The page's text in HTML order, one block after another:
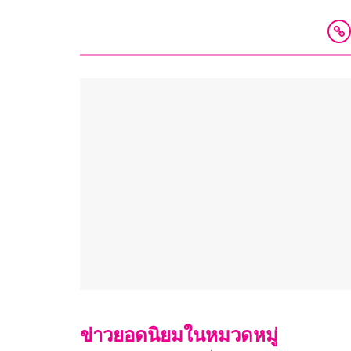
ข่าวยอดนิยมในหมวดหมู่